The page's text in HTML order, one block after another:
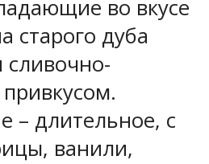
во вкусе
старого дуба
сливочно-
– длительное, с
ванили,